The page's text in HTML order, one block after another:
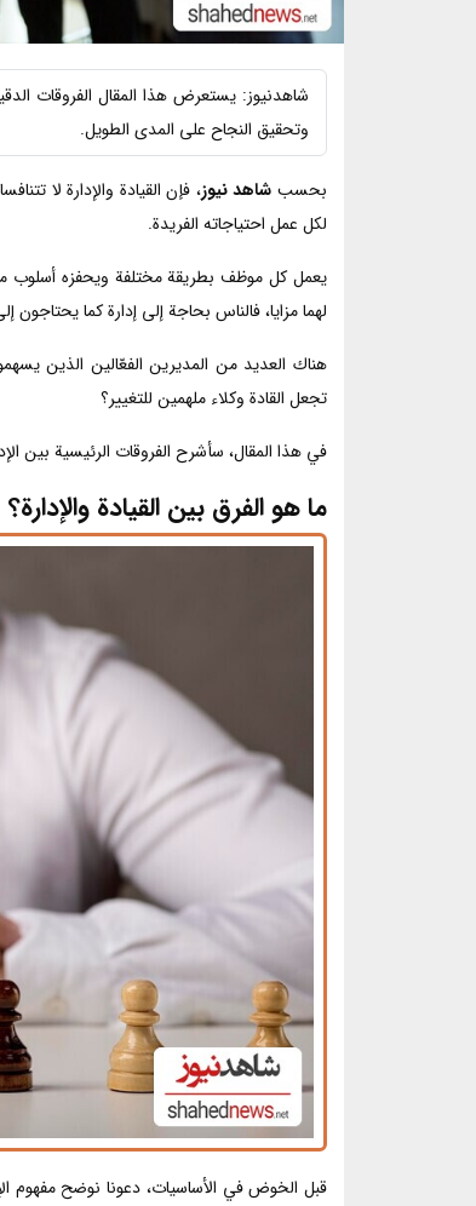
شاهدنیوز: يستعرض هذا المقال الفروقات
وتحقيق النجاح على المدى الطويل.
بحسب شاهد نيوز، فإن القيادة والإدارة لا
لكل عمل احتياجاته الفريدة.
يعمل كل موظف بطريقة مختلفة ويحفزه أسلوب
لهما مزايا، فالناس بحاجة إلى إدارة كما يحتاجون
هناك العديد من المديرين الفعّالين الذين
تجعل القادة وكلاء ملهمين للتغيير؟
في هذا المقال، سأشرح الفروقات الرئيسية بين
ما هو الفرق بين القيادة والإدارة؟
قبل الخوض في الأساسيات، دعونا نوضح مفهوم